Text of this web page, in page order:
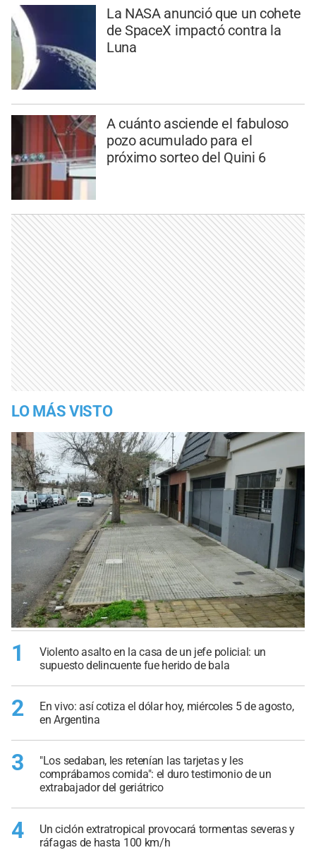
La NASA anunció que un cohete
de SpaceX impactó contra la
Luna
A cuánto asciende el fabuloso
pozo acumulado para el
próximo sorteo del Quini 6
LO MÁS VISTO
1
Violento asalto en la casa de un jefe policial: un
supuesto delincuente fue herido de bala
2
En vivo: así cotiza el dólar hoy, miércoles 5 de agosto,
en Argentina
3
"Los sedaban, les retenían las tarjetas y les
comprábamos comida": el duro testimonio de un
extrabajador del geriátrico
4
Un ciclón extratropical provocará tormentas severas y
ráfagas de hasta 100 km/h